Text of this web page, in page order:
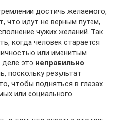
достичь желаемого,
что идут не верным путем,
чужих желаний. Так
когда человек старается
или именитым
это неправильно
поскольку результат
чтобы подняться в глазах
или социального